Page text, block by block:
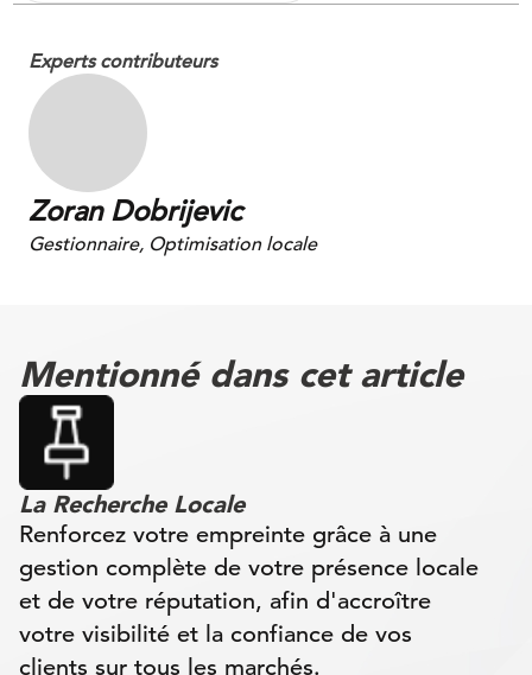
Experts contributeurs
Zoran Dobrijevic
Gestionnaire, Optimisation locale
Mentionné dans cet article
La Recherche Locale
Renforcez votre empreinte grâce à une
gestion complète de votre présence locale
et de votre réputation, afin d'accroître
votre visibilité et la confiance de vos
clients sur tous les marchés.